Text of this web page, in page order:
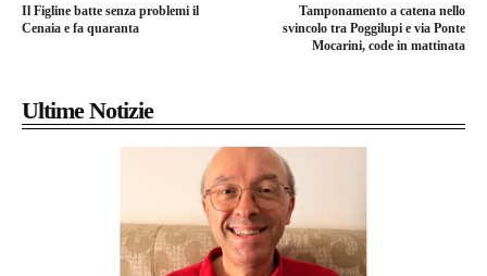
Il Figline batte senza problemi il
Cenaia e fa quaranta
Tamponamento a catena nello
svincolo tra Poggilupi e via Ponte
Mocarini, code in mattinata
Ultime Notizie